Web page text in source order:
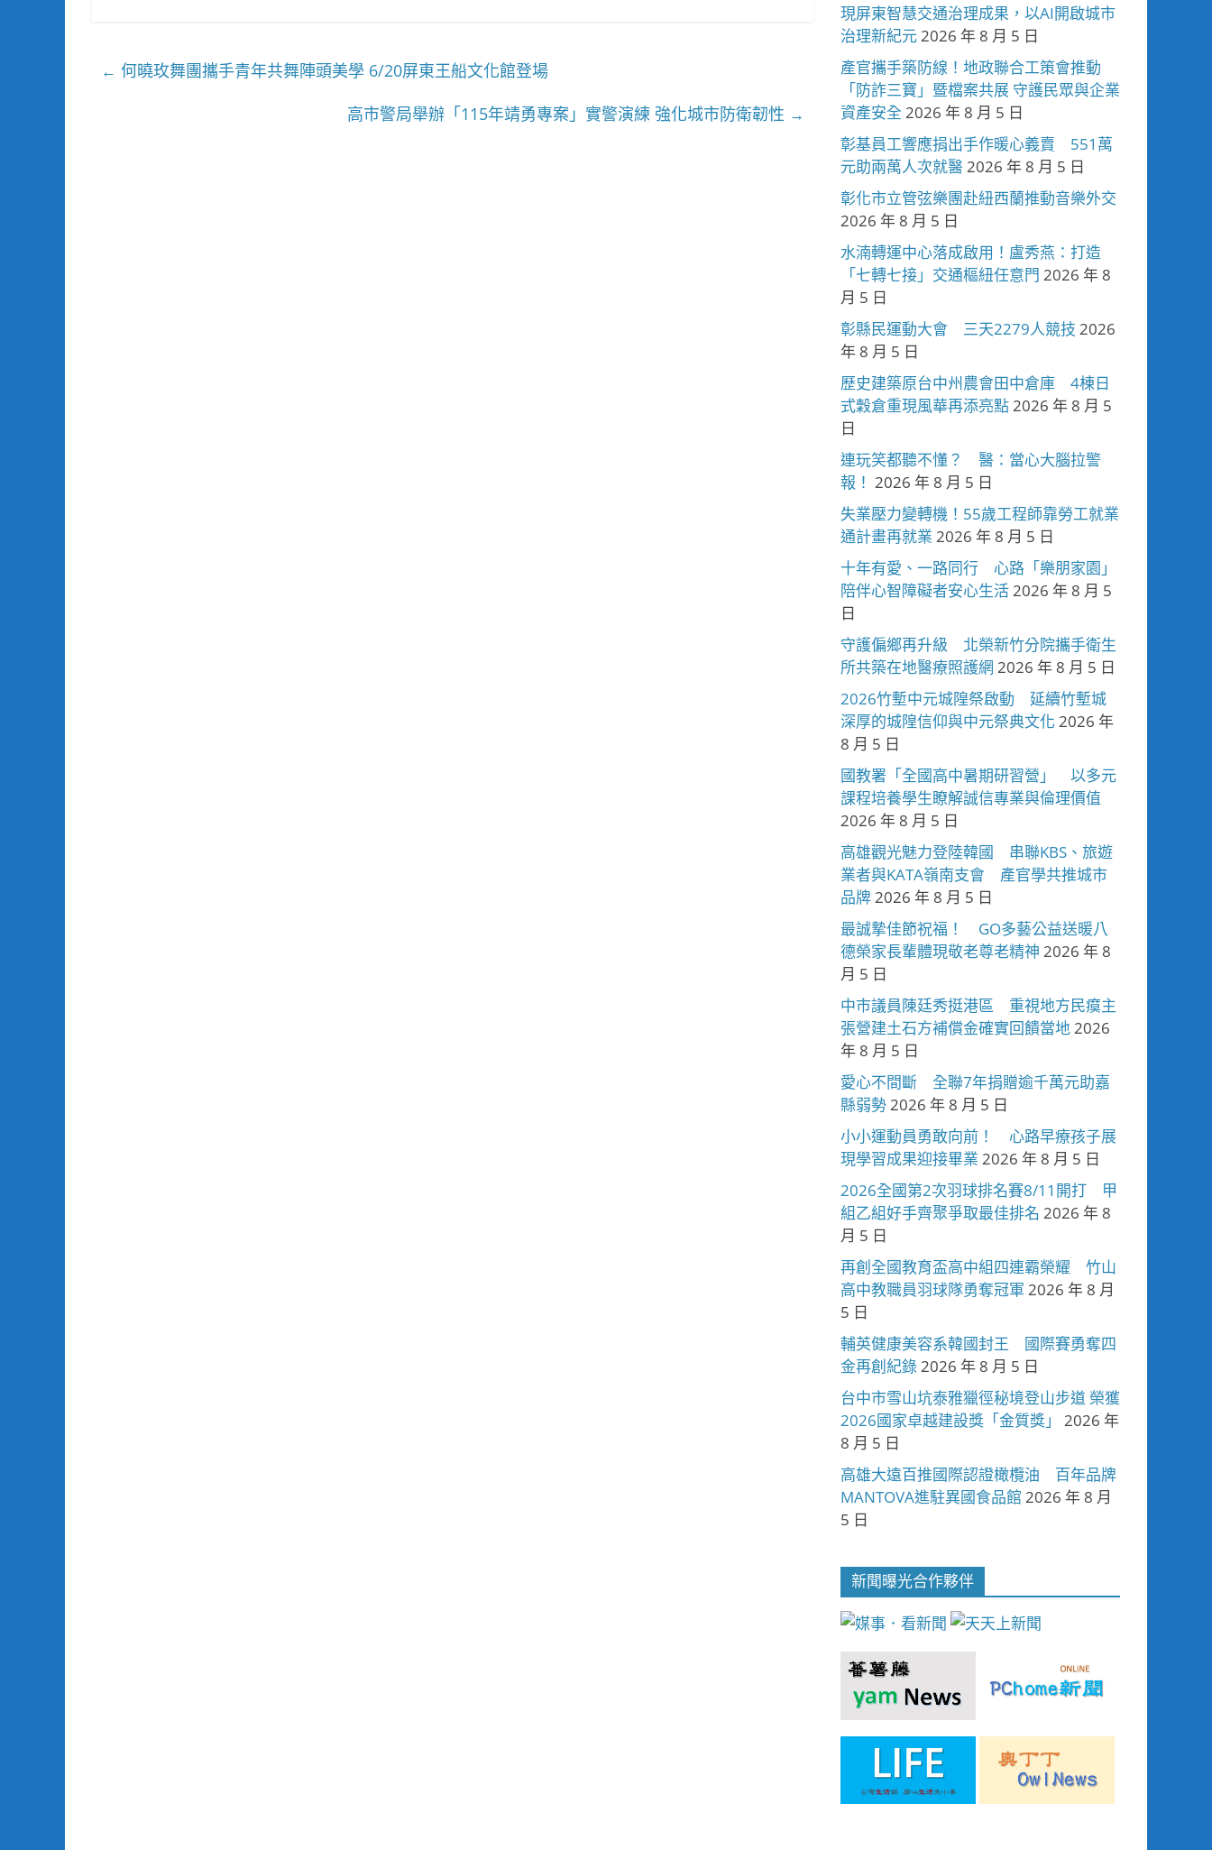
← 何曉玫舞團攜手青年共舞陣頭美學 6/20屏東王船文化館登場
高市警局舉辦「115年靖勇專案」實警演練 強化城市防衛韌性 →
現屏東智慧交通治理成果，以AI開啟城市
治理新紀元2026 年 8 月 5 日
產官攜手築防線！地政聯合工策會推動
「防詐三寶」暨檔案共展 守護民眾與企業
資產安全 2026 年 8 月 5 日
彰基員工響應捐出手作暖心義賣 551萬
元助兩萬人次就醫2026 年 8 月 5 日
彰化市立管弦樂團赴紐西蘭推動音樂外交
2026 年 8 月 5 日
水湳轉運中心落成啟用！盧秀燕：打造
「七轉七接」交通樞紐任意門 2026 年 8
月 5 日
彰縣民運動大會 三天2279人競技 2026
年 8 月 5 日
歷史建築原台中州農會田中倉庫 4棟日
式穀倉重現風華再添亮點2026 年 8 月 5
日
連玩笑都聽不懂？ 醫：當心大腦拉警
報！ 2026 年 8 月 5 日
失業壓力變轉機！55歲工程師靠勞工就業
通計畫再就業 2026 年 8 月 5 日
十年有愛、一路同行 心路「樂朋家園」
陪伴心智障礙者安心生活2026 年 8 月 5
日
守護偏鄉再升級 北榮新竹分院攜手衛生
所共築在地醫療照護網 2026 年 8 月 5 日
2026竹塹中元城隍祭啟動 延續竹塹城
深厚的城隍信仰與中元祭典文化 2026 年
8 月 5 日
國教署「全國高中暑期研習營」 以多元
課程培養學生瞭解誠信專業與倫理價值
2026 年 8 月 5 日
高雄觀光魅力登陸韓國 串聯KBS、旅遊
業者與KATA嶺南支會 產官學共推城市
品牌2026 年 8 月 5 日
最誠摯佳節祝福！ GO多藝公益送暖八
德榮家長輩體現敬老尊老精神 2026 年 8
月 5 日
中市議員陳廷秀挺港區 重視地方民瘼主
張營建土石方補償金確實回饋當地2026
年 8 月 5 日
愛心不間斷 全聯7年捐贈逾千萬元助嘉
縣弱勢2026 年 8 月 5 日
小小運動員勇敢向前！ 心路早療孩子展
現學習成果迎接畢業 2026 年 8 月 5 日
2026全國第2次羽球排名賽8/11開打 甲
組乙組好手齊聚爭取最佳排名 2026 年 8
月 5 日
再創全國教育盃高中組四連霸榮耀 竹山
高中教職員羽球隊勇奪冠軍 2026 年 8 月
5 日
輔英健康美容系韓國封王 國際賽勇奪四
金再創紀錄2026 年 8 月 5 日
台中市雪山坑泰雅獵徑秘境登山步道 榮獲
2026國家卓越建設獎「金質獎」
2026 年
8 月 5 日
高雄大遠百推國際認證橄欖油 百年品牌
MANTOVA進駐異國食品館 2026 年 8 月
5 日
新聞曝光合作夥伴